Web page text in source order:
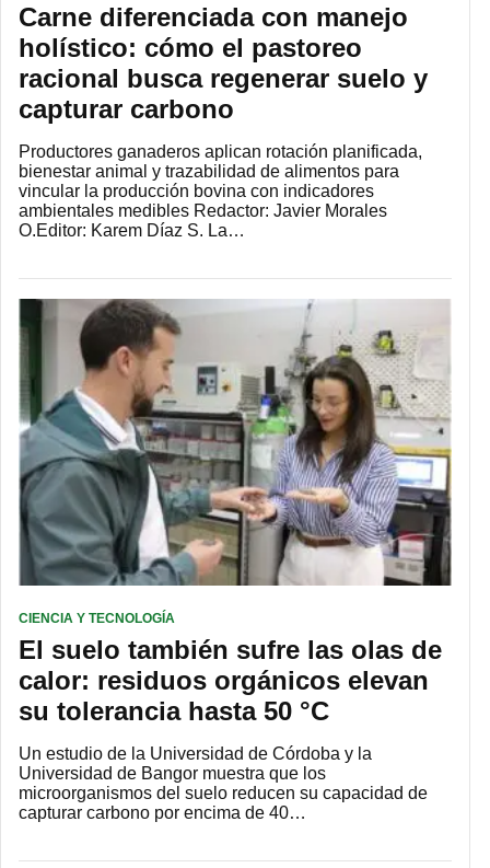
Carne diferenciada con manejo
holístico: cómo el pastoreo
racional busca regenerar suelo y
capturar carbono
Productores ganaderos aplican rotación planificada,
bienestar animal y trazabilidad de alimentos para
vincular la producción bovina con indicadores
ambientales medibles Redactor: Javier Morales
O.Editor: Karem Díaz S. La…
CIENCIA Y TECNOLOGÍA
El suelo también sufre las olas de
calor: residuos orgánicos elevan
su tolerancia hasta 50 °C
Un estudio de la Universidad de Córdoba y la
Universidad de Bangor muestra que los
microorganismos del suelo reducen su capacidad de
capturar carbono por encima de 40…